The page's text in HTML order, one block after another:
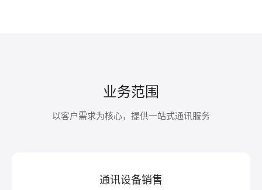
业务范围
以客户需求为核心，提供一站式通讯服务
通讯设备销售